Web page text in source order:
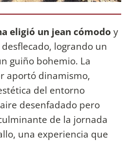
eligió un jean cómodo y
logrando un
guiño bohemio. La
aportó dinamismo,
del entorno
desenfadado pero
de la jornada
una experiencia que